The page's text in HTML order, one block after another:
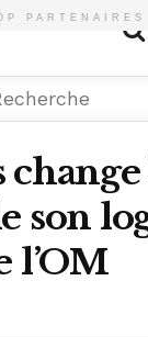
PARTENAIRES
change
son
l’OM